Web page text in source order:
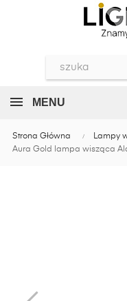
MENU
Strona Główna Lampy
Aura Gold lampa wisząca